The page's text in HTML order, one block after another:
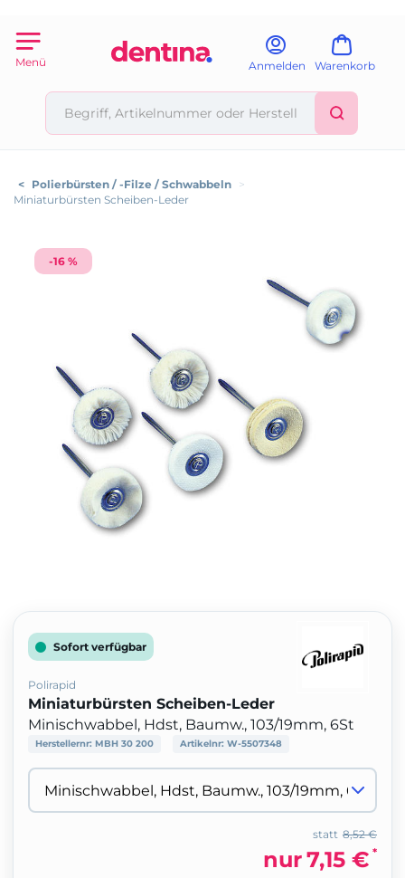
Menü Anmelden Warenkorb
< Polierbürsten / -Filze / Schwabbeln >
Miniaturbürsten Scheiben-Leder
-16 %
Sofort verfügbar
Polirapid
Miniaturbürsten Scheiben-Leder
Minischwabbel, Hdst, Baumw., 103/19mm, 6St
Herstellernr: MBH 30 200 Artikelnr: W-5507348
8,52 €
statt
nur7,15 € *